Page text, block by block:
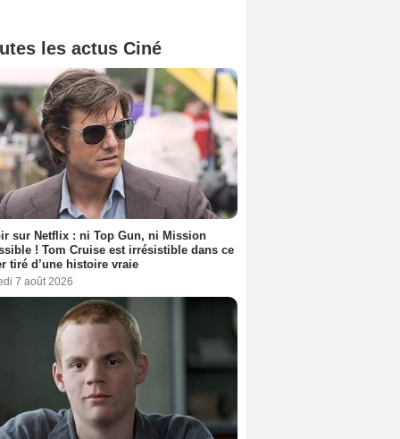
les actus Ciné
sur Netflix : ni Top Gun, ni Mission
! Tom Cruise est irrésistible dans ce
tiré d’une histoire vraie
7 août 2026